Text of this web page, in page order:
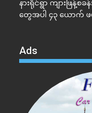
နားရိုင်ရွာ ကျားဖြန့်
တွေအပါ ၄၃ ယောက် ဖ
Ads